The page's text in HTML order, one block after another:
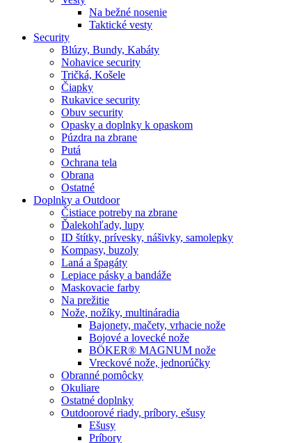
Na bežné nosenie
Taktické vesty
Security
Blúzy, Bundy, Kabáty
Nohavice security
Tričká, Košele
Čiapky
Rukavice security
Obuv security
Opasky a doplnky k opaskom
Púzdra na zbrane
Putá
Ochrana tela
Obrana
Ostatné
Doplnky a Outdoor
Čistiace potreby na zbrane
Ďalekohľady, lupy
ID štítky, prívesky, nášivky, samolepky
Kompasy, buzoly
Laná a špagáty
Lepiace pásky a bandáže
Maskovacie farby
Na prežitie
Nože, nožíky, multináradia
Bajonety, mačety, vrhacie nože
Bojové a lovecké nože
BÖKER® MAGNUM nože
Vreckové nože, jednorúčky
Obranné pomôcky
Okuliare
Ostatné doplnky
Outdoorové riady, príbory, ešusy
Ešusy
Príbory